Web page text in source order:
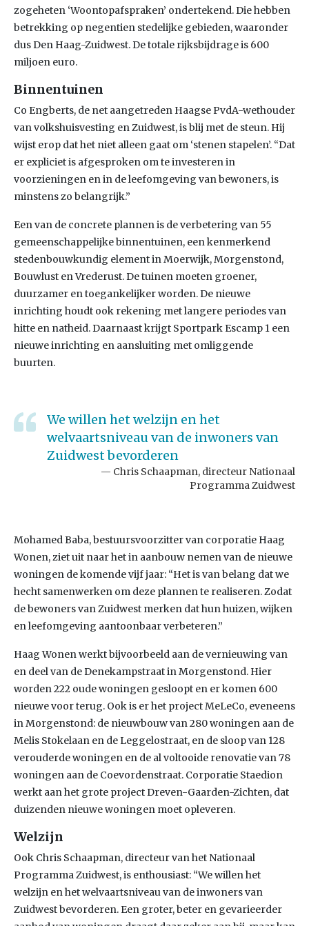
zogeheten ‘Woontopafspraken’ ondertekend. Die hebben
betrekking op negentien stedelijke gebieden, waaronder
dus Den Haag-Zuidwest. De totale rijksbijdrage is 600
miljoen euro.
Binnentuinen
Co Engberts, de net aangetreden Haagse PvdA-wethouder
van volkshuisvesting en Zuidwest, is blij met de steun. Hij
wijst erop dat het niet alleen gaat om ‘stenen stapelen’. “Dat
er expliciet is afgesproken om te investeren in
voorzieningen en in de leefomgeving van bewoners, is
minstens zo belangrijk.”
Een van de concrete plannen is de verbetering van 55
gemeenschappelijke binnentuinen, een kenmerkend
stedenbouwkundig element in Moerwijk, Morgenstond,
Bouwlust en Vrederust. De tuinen moeten groener,
duurzamer en toegankelijker worden. De nieuwe
inrichting houdt ook rekening met langere periodes van
hitte en natheid. Daarnaast krijgt Sportpark Escamp 1 een
nieuwe inrichting en aansluiting met omliggende
buurten.
We willen het welzijn en het
welvaartsniveau van de inwoners van
Zuidwest bevorderen
Chris Schaapman, directeur Nationaal
Programma Zuidwest
Mohamed Baba, bestuursvoorzitter van corporatie Haag
Wonen, ziet uit naar het in aanbouw nemen van de nieuwe
woningen de komende vijf jaar: “Het is van belang dat we
hecht samenwerken om deze plannen te realiseren. Zodat
de bewoners van Zuidwest merken dat hun huizen, wijken
en leefomgeving aantoonbaar verbeteren.”
Haag Wonen werkt bijvoorbeeld aan de vernieuwing van
en deel van de Denekampstraat in Morgenstond. Hier
worden 222 oude woningen gesloopt en er komen 600
nieuwe voor terug. Ook is er het project MeLeCo, eveneens
in Morgenstond: de nieuwbouw van 280 woningen aan de
Melis Stokelaan en de Leggelostraat, en de sloop van 128
verouderde woningen en de al voltooide renovatie van 78
woningen aan de Coevordenstraat. Corporatie Staedion
werkt aan het grote project Dreven-Gaarden-Zichten, dat
duizenden nieuwe woningen moet opleveren.
Welzijn
Ook Chris Schaapman, directeur van het Nationaal
Programma Zuidwest, is enthousiast: “We willen het
welzijn en het welvaartsniveau van de inwoners van
Zuidwest bevorderen. Een groter, beter en gevarieerder